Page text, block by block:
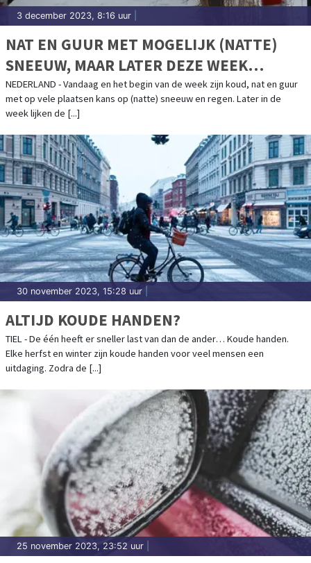
3 december 2023, 8:16 uur
NAT EN GUUR MET MOGELIJK (NATTE)
SNEEUW, MAAR LATER DEZE WEEK
ZACHTER
NEDERLAND - Vandaag en het begin van de week zijn koud, nat en guur
met op vele plaatsen kans op (natte) sneeuw en regen. Later in de
week lijken de [...]
30 november 2023, 15:28 uur
ALTIJD KOUDE HANDEN?
TIEL - De één heeft er sneller last van dan de ander… Koude handen.
Elke herfst en winter zijn koude handen voor veel mensen een
uitdaging. Zodra de [...]
25 november 2023, 23:52 uur